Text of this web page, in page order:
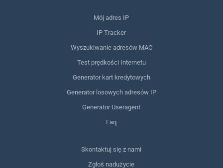
Mój adres IP
IP Tracker
Wyszukiwanie adresów MAC
Test prędkości Internetu
Generator kart kredytowych
Generator losowych adresów IP
Generator Useragent
Faq
Skontaktuj się z nami
Zgłoś nadużycie